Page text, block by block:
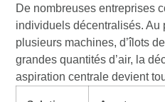
De nombreuses entreprises
individuels décentralisés. Au
plusieurs machines, d’îlots
grandes quantités d’air, la
aspiration centrale devient